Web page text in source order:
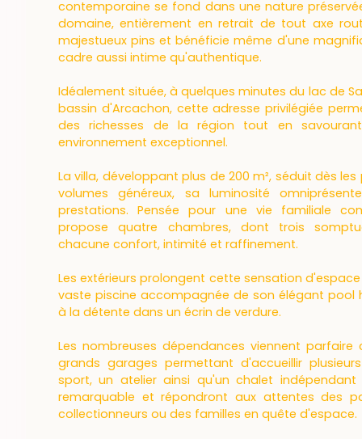
contemporaine se fond dans une nature
domaine, entièrement en retrait de tout axe
majestueux pins et bénéficie même d'une
cadre aussi intime qu'authentique.
Idéalement située, à quelques minutes du lac de
bassin d'Arcachon, cette adresse privilégiée
des richesses de la région tout en
environnement exceptionnel.
La villa, développant plus de 200 m², séduit dès
volumes généreux, sa luminosité
prestations. Pensée pour une vie familiale
propose quatre chambres, dont trois
chacune confort, intimité et raffinement.
Les extérieurs prolongent cette sensation
vaste piscine accompagnée de son élégant pool
à la détente dans un écrin de verdure.
Les nombreuses dépendances viennent
grands garages permettant d'accueillir
sport, un atelier ainsi qu'un chalet
remarquable et répondront aux attentes des
collectionneurs ou des familles en quête d'espace.